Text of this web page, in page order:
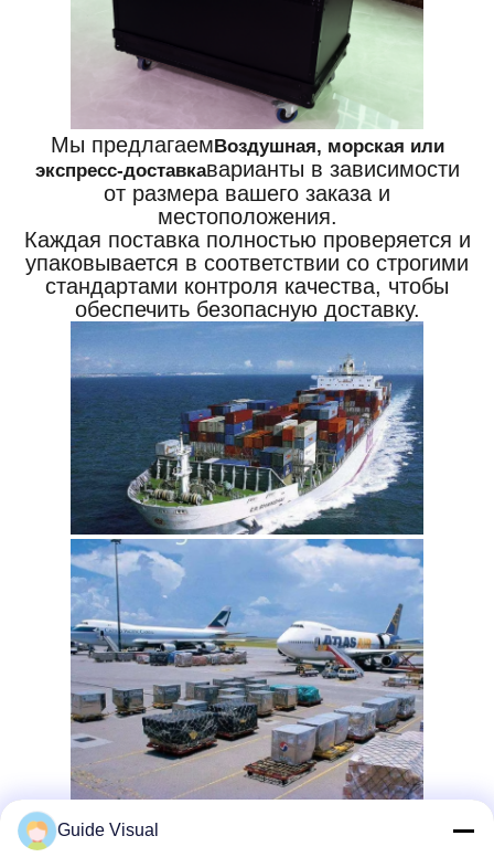
Мы предлагаемВоздушная, морская или
экспресс-доставкаварианты в зависимости
от размера вашего заказа и
местоположения.
Каждая поставка полностью проверяется и
упаковывается в соответствии со строгими
стандартами контроля качества, чтобы
обеспечить безопасную доставку.
Почему стоит выбрать визуальное руководство
Guide Visual